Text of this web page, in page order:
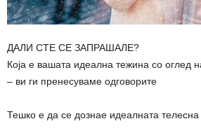
ДАЛИ СТЕ СЕ ЗАПРАШАЛЕ?
Која е вашата идеална тежина со оглед
– ви ги пренесуваме одговорите
Тешко е да се дознае идеалната телесна